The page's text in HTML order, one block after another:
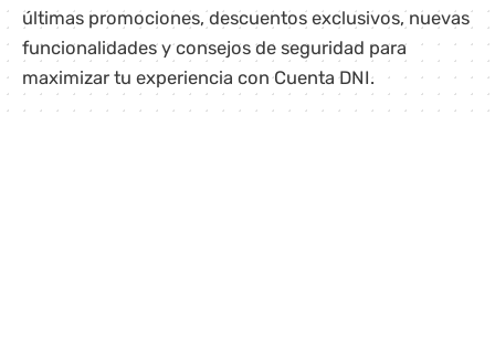
últimas promociones, descuentos exclusivos, nuevas
funcionalidades y consejos de seguridad para
maximizar tu experiencia con Cuenta DNI.